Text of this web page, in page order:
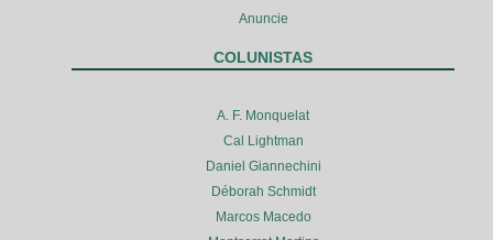
Anuncie
COLUNISTAS
A. F. Monquelat
Cal Lightman
Daniel Giannechini
Déborah Schmidt
Marcos Macedo